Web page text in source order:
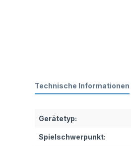
Technische Informationen
Gerätetyp:
Spielschwerpunkt: